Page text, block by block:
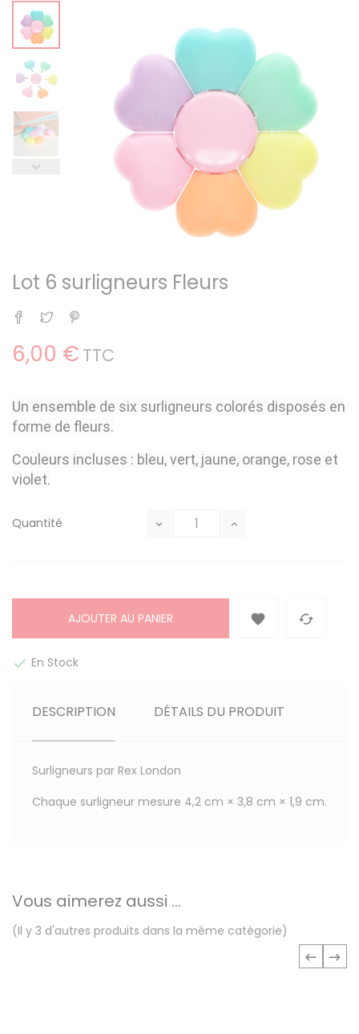
Lot 6 surligneurs Fleurs
Partager
Tweet
6,00 € TTC
Un ensemble de six surligneurs colorés disposés en
forme de fleurs.
Couleurs incluses : bleu, vert, jaune, orange, rose et
violet.
Quantité
AJOUTER AU PANIER  
 En Stock
DESCRIPTION DÉTAILS DU PRODUIT
Surligneurs par Rex London
Chaque surligneur mesure 4,2 cm × 3,8 cm × 1,9 cm.
Vous aimerez aussi ...
(Il y 3 d'autres produits dans la même catégorie)